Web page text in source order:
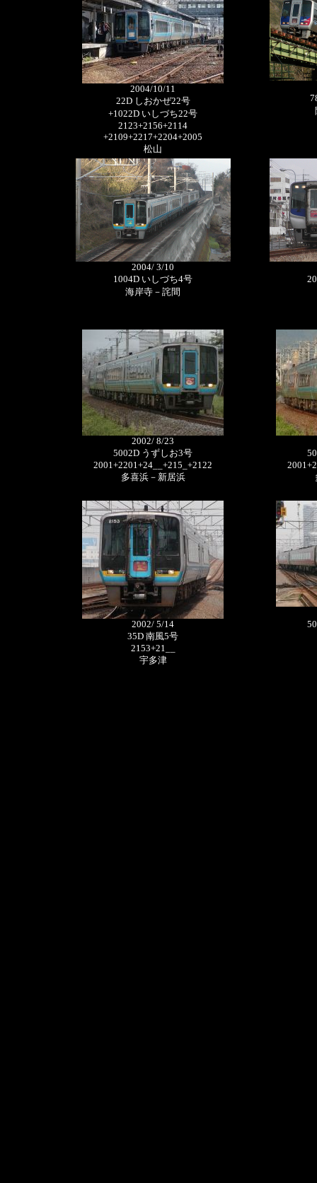
2004/10/11
22D しおかぜ22号
+1022D いしづち22号
2123+2156+2114
+2109+2217+2204+2005
松山
2004/ 3/10
1004D いしづち4号
海岸寺－詫間
2002/ 8/23
5002D うずしお3号
2001+2201+24__+215_+2122
多喜浜－新居浜
2002/ 5/14
35D 南風5号
2153+21__
宇多津